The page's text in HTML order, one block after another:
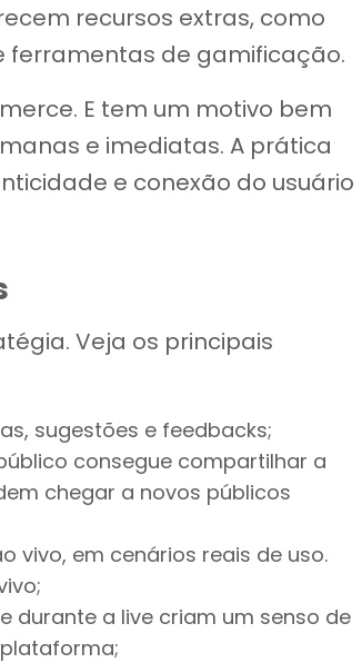
recursos extras, como
ferramentas de gamificação.
E tem um motivo bem
e imediatas. A prática
e conexão do usuário
Veja os principais
sugestões e feedbacks;
consegue compartilhar a
chegar a novos públicos
vivo, em cenários reais de uso.
durante a live criam um senso de